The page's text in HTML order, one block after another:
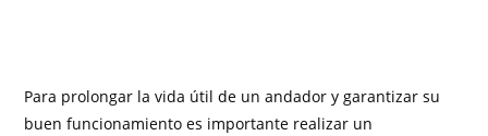
Para prolongar la vida útil de un andador y garantizar su
buen funcionamiento es importante realizar un